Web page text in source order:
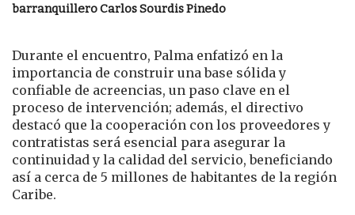
barranquillero Carlos Sourdis Pinedo
Durante el encuentro, Palma enfatizó en la
importancia de construir una base sólida y
confiable de acreencias, un paso clave en el
proceso de intervención; además, el directivo
destacó que la cooperación con los proveedores y
contratistas será esencial para asegurar la
continuidad y la calidad del servicio, beneficiando
así a cerca de 5 millones de habitantes de la región
Caribe.